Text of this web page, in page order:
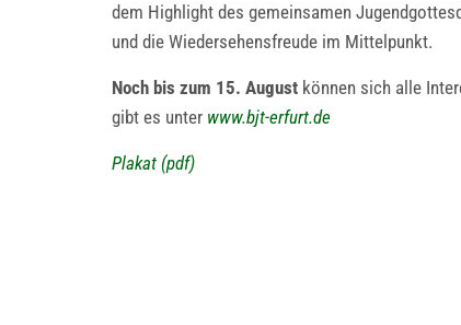
dem Highlight des gemeinsamen
und die Wiedersehensfreude im Mittelpunkt.
Noch bis zum 15. August können sich alle
gibt es unter www.bjt-erfurt.de
Plakat (pdf)